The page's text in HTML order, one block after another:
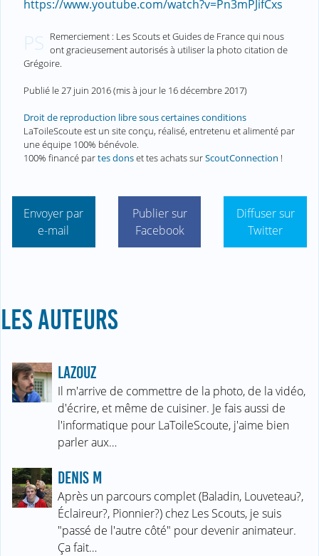
https://www.youtube.com/watch?v=Pn3mPJifCxs
PS Remerciement : Les Scouts et Guides de France qui nous
ont gracieusement autorisés à utiliser la photo citation de
Grégoire.
Publié le27 juin 2016(mis à jour le 16 décembre 2017)
Droit de reproduction libre sous certaines conditions
LaToileScoute est un site conçu, réalisé, entretenu et alimenté par
une équipe 100% bénévole.
100% financé partes donset tes achats surScoutConnection !
Envoyer par
e-mail
Publier sur
Facebook
Diffuser sur
Twitter
LES AUTEURS
LAZOUZ
Il m'arrive de commettre de la photo, de la vidéo,
d'écrire, et même de cuisiner. Je fais aussi de
l'informatique pour LaToileScoute, j'aime bien
parler aux…
DENIS M
Après un parcours complet (Baladin, Louveteau?,
Éclaireur?, Pionnier?) chez Les Scouts, je suis
"passé de l'autre côté" pour devenir animateur.
Ça fait…